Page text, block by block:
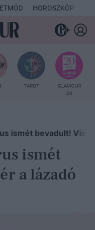
HOROSZKÓP
TAROT
GLAMOUR
20
ismét bevadult!
ismét
a lázadó